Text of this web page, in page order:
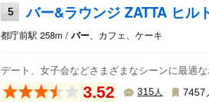
5 バー&ラウンジ ZATTA ヒル
都庁前駅 258m / バー 、カフェ、ケーキ
デート、女子会などさまざまなシーンに最適
3.52 315人 7457